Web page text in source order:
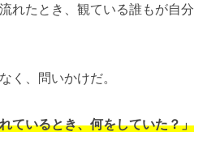
れたとき、観ている誰もが自分
く、問いかけだ。
ているとき、何をしていた？」